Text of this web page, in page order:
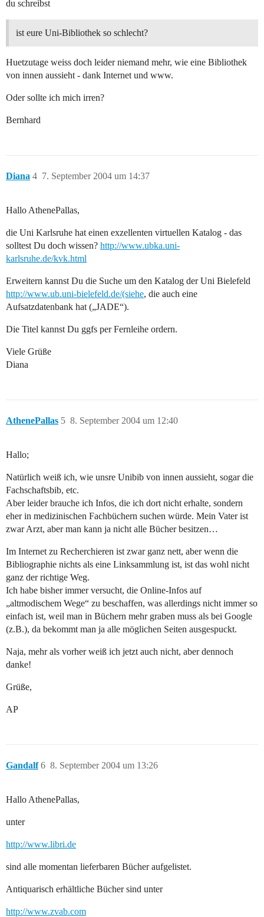
du schreibst
ist eure Uni-Bibliothek so schlecht?
Huetzutage weiss doch leider niemand mehr, wie eine Bibliothek
von innen aussieht - dank Internet und www.
Oder sollte ich mich irren?
Bernhard
Diana 7. September 2004 um 14:37
4
Hallo AthenePallas,
die Uni Karlsruhe hat einen exzellenten virtuellen Katalog - das
solltest Du doch wissen? http://www.ubka.uni-
karlsruhe.de/kvk.html
Erweitern kannst Du die Suche um den Katalog der Uni Bielefeld
http://www.ub.uni-bielefeld.de/(siehe, die auch eine
Aufsatzdatenbank hat („JADE“).
Die Titel kannst Du ggfs per Fernleihe ordern.
Viele Grüße
Diana
AthenePallas 8. September 2004 um 12:40
5
Hallo;
Natürlich weiß ich, wie unsre Unibib von innen aussieht, sogar die
Fachschaftsbib, etc.
Aber leider brauche ich Infos, die ich dort nicht erhalte, sondern
eher in medizinischen Fachbüchern suchen würde. Mein Vater ist
zwar Arzt, aber man kann ja nicht alle Bücher besitzen…
Im Internet zu Recherchieren ist zwar ganz nett, aber wenn die
Bibliographie nichts als eine Linksammlung ist, ist das wohl nicht
ganz der richtige Weg.
Ich habe bisher immer versucht, die Online-Infos auf
„altmodischem Wege“ zu beschaffen, was allerdings nicht immer so
einfach ist, weil man in Büchern mehr graben muss als bei Google
(z.B.), da bekommt man ja alle möglichen Seiten ausgespuckt.
Naja, mehr als vorher weiß ich jetzt auch nicht, aber dennoch
danke!
Grüße,
AP
Gandalf 8. September 2004 um 13:26
6
Hallo AthenePallas,
unter
http://www.libri.de
sind alle momentan lieferbaren Bücher aufgelistet.
Antiquarisch erhältliche Bücher sind unter
http://www.zvab.com